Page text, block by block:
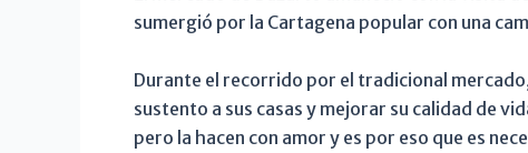
sumergió por la Cartagena popular con una
Durante el recorrido por el tradicional
sustento a sus casas y mejorar su calidad de
pero la hacen con amor y es por eso que es